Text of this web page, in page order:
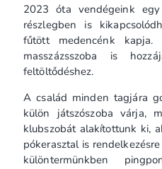
2023 óta vendégeink
részlegben is
fűtött medencénk
masszázsszoba is
feltöltődéshez.
A család minden tagjára
külön játszószoba várja,
klubszobát alakítottunk ki,
pókerasztal is
különtermünkben